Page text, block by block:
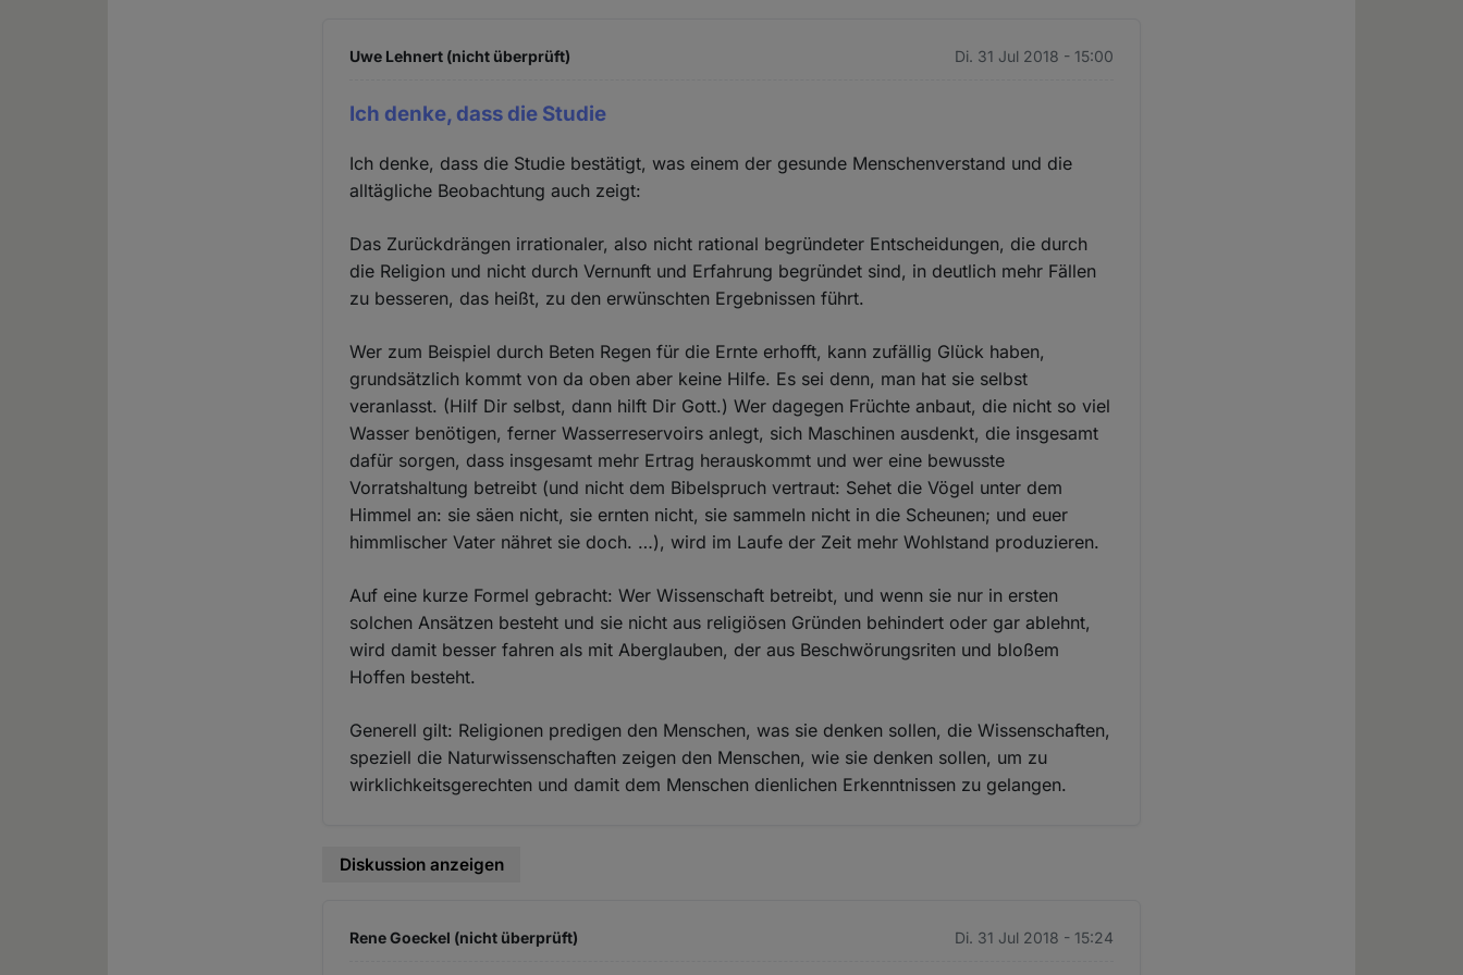
Uwe Lehnert (nicht überprüft) Di. 31 Jul 2018 - 15:00
Ich denke, dass die Studie
Ich denke, dass die Studie bestätigt, was einem der gesunde Menschenverstand und die
alltägliche Beobachtung auch zeigt:
Das Zurückdrängen irrationaler, also nicht rational begründeter Entscheidungen, die durch
die Religion und nicht durch Vernunft und Erfahrung begründet sind, in deutlich mehr Fällen
zu besseren, das heißt, zu den erwünschten Ergebnissen führt.
Wer zum Beispiel durch Beten Regen für die Ernte erhofft, kann zufällig Glück haben,
grundsätzlich kommt von da oben aber keine Hilfe. Es sei denn, man hat sie selbst
veranlasst. (Hilf Dir selbst, dann hilft Dir Gott.) Wer dagegen Früchte anbaut, die nicht so viel
Wasser benötigen, ferner Wasserreservoirs anlegt, sich Maschinen ausdenkt, die insgesamt
dafür sorgen, dass insgesamt mehr Ertrag herauskommt und wer eine bewusste
Vorratshaltung betreibt (und nicht dem Bibelspruch vertraut: Sehet die Vögel unter dem
Himmel an: sie säen nicht, sie ernten nicht, sie sammeln nicht in die Scheunen; und euer
himmlischer Vater nähret sie doch. …), wird im Laufe der Zeit mehr Wohlstand produzieren.
Auf eine kurze Formel gebracht: Wer Wissenschaft betreibt, und wenn sie nur in ersten
solchen Ansätzen besteht und sie nicht aus religiösen Gründen behindert oder gar ablehnt,
wird damit besser fahren als mit Aberglauben, der aus Beschwörungsriten und bloßem
Hoffen besteht.
Generell gilt: Religionen predigen den Menschen, was sie denken sollen, die Wissenschaften,
speziell die Naturwissenschaften zeigen den Menschen, wie sie denken sollen, um zu
wirklichkeitsgerechten und damit dem Menschen dienlichen Erkenntnissen zu gelangen.
Diskussion anzeigen
Rene Goeckel (nicht überprüft) Di. 31 Jul 2018 - 15:24